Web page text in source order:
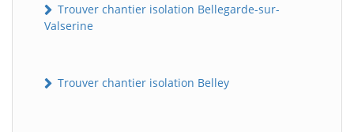
Trouver chantier isolation Bellegarde-sur-
Valserine
Trouver chantier isolation Belley